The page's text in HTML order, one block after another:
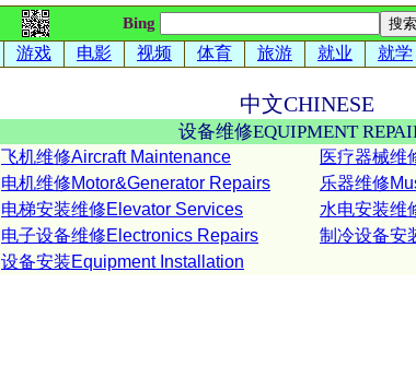
Bing
游戏 电影 视频 体育 旅游 就业 就学
中文CHINESE
设备维修EQUIPMENT
飞机维修Aircraft Maintenance
电机维修Motor&Generator Repairs
电梯安装维修Elevator Services
电子设备维修Electronics Repairs
设备安装Equipment Installation
医疗器械维
乐器维修
水电安装维
制冷设备安